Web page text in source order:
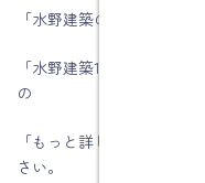
「水野建築の家づくり」
「水野建築11の強み」か
の
「もっと詳しく！」で解
さい。